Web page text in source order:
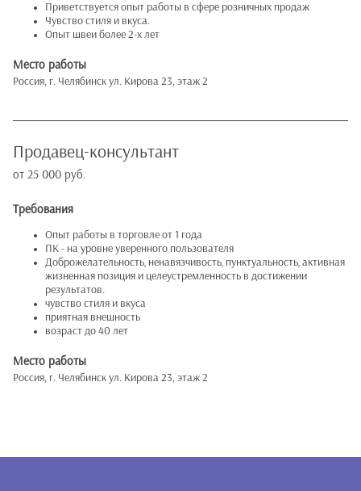
Приветствуется опыт работы в сфере розничных продаж
Чувство стиля и вкуса.
Опыт швеи более 2-х лет
Место работы
Россия, г. Челябинск ул. Кирова 23, этаж 2
Продавец-консультант
от 25 000 руб.
Требования
Опыт работы в торговле от 1 года
ПК - на уровне уверенного пользователя
Доброжелательность‚ ненавязчивость‚ пунктуальность‚ активная
жизненная позиция и целеустремленность в достижении
результатов.
чувство стиля и вкуса
приятная внешность
возраст до 40 лет
Место работы
Россия, г. Челябинск ул. Кирова 23, этаж 2